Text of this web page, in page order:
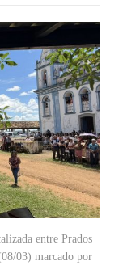
entre Prados
03) marcado por